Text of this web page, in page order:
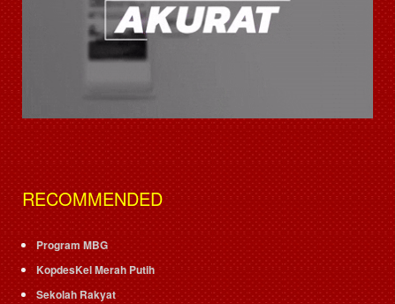
RECOMMENDED
Program MBG
KopdesKel Merah Putih
Sekolah Rakyat